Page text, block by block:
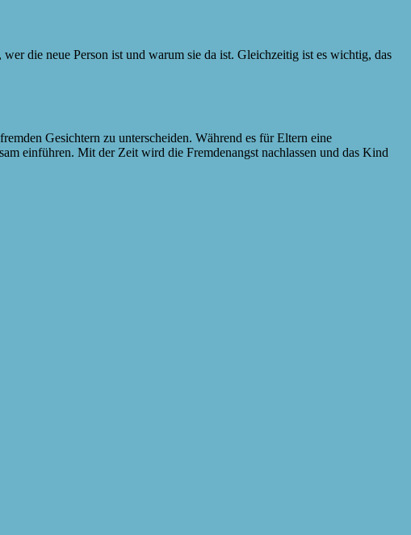
die neue Person ist und warum sie da ist. Gleichzeitig ist es wichtig, das
Gesichtern zu unterscheiden. Während es für Eltern eine
einführen. Mit der Zeit wird die Fremdenangst nachlassen und das Kind